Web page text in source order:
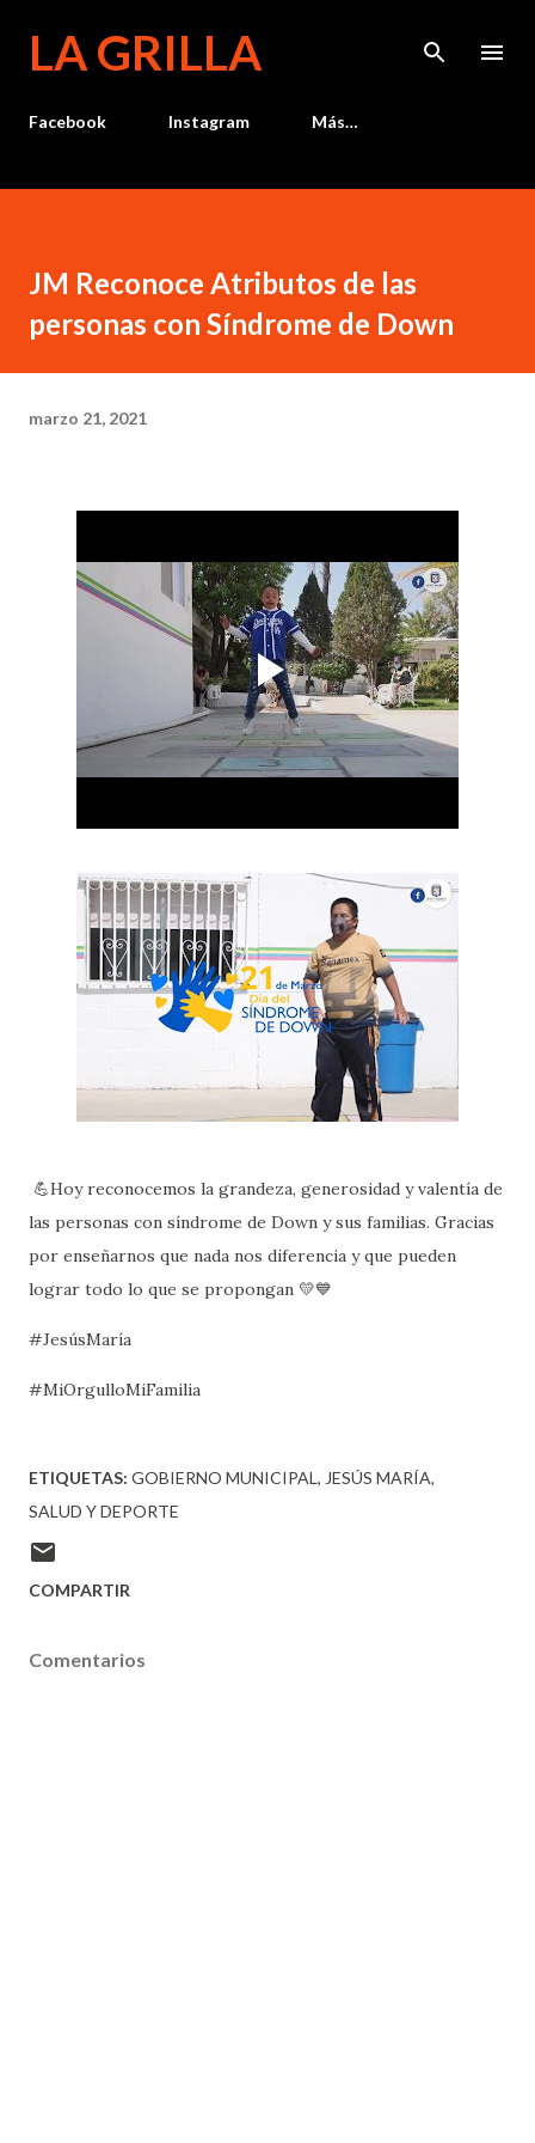
LA GRILLA
Facebook Instagram Más…
JM Reconoce Atributos de las
personas con Síndrome de Down
marzo 21, 2021
💪Hoy reconocemos la grandeza, generosidad y valentía de
las personas con síndrome de Down y sus familias. Gracias
por enseñarnos que nada nos diferencia y que pueden
lograr todo lo que se propongan 💛💙
#JesúsMaría
#MiOrgulloMiFamilia
ETIQUETAS: GOBIERNO MUNICIPAL
JESÚS MARÍA
SALUD Y DEPORTE
COMPARTIR
Comentarios